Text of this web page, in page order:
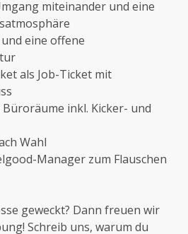
miteinander und eine
eine offene
als Job-Ticket mit
inkl. Kicker- und
Wahl
Manager zum Flauschen
geweckt? Dann freuen wir
Schreib uns, warum du